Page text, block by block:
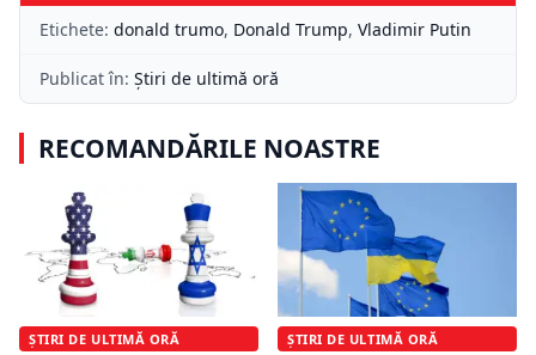
Etichete: donald trumo, Donald Trump, Vladimir Putin
Publicat în: Știri de ultimă oră
RECOMANDĂRILE NOASTRE
ȘTIRI DE ULTIMĂ ORĂ ȘTIRI DE ULTIMĂ ORĂ